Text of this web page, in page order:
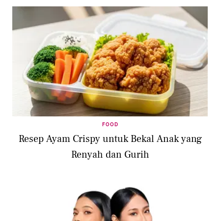
FOOD
Resep Ayam Crispy untuk Bekal Anak yang
Renyah dan Gurih